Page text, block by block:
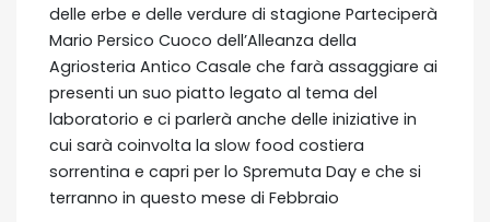
delle erbe e delle verdure di stagione Parteciperà
Mario Persico Cuoco dell’Alleanza della
Agriosteria Antico Casale che farà assaggiare ai
presenti un suo piatto legato al tema del
laboratorio e ci parlerà anche delle iniziative in
cui sarà coinvolta la slow food costiera
sorrentina e capri per lo Spremuta Day e che si
terranno in questo mese di Febbraio